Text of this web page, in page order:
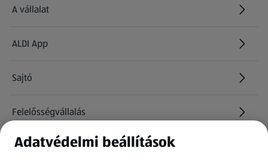
A vállalat
ALDI App
Sajtó
Felelősségvállalás
Információk
Adatvédelmi beállítások